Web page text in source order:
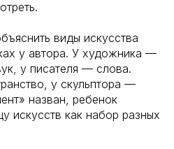
виды искусства
у автора. У художника —
у писателя — слова.
у скульптора —
назван, ребенок
искусств как набор разных